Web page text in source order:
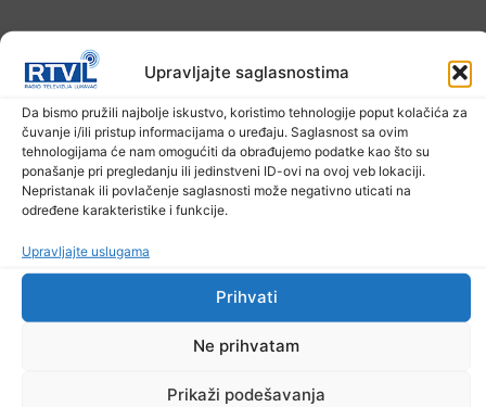
Upravljajte saglasnostima
Da bismo pružili najbolje iskustvo, koristimo tehnologije poput kolačića za
čuvanje i/ili pristup informacijama o uređaju. Saglasnost sa ovim
tehnologijama će nam omogućiti da obrađujemo podatke kao što su
ponašanje pri pregledanju ili jedinstveni ID-ovi na ovoj veb lokaciji.
Nepristanak ili povlačenje saglasnosti može negativno uticati na
određene karakteristike i funkcije.
Upravljajte uslugama
Prihvati
Ne prihvatam
Prikaži podešavanja
U TK povećan broj požara
7. Augusta 2026.